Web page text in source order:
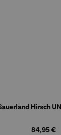
Hirsch
Regulärer
84,95 €